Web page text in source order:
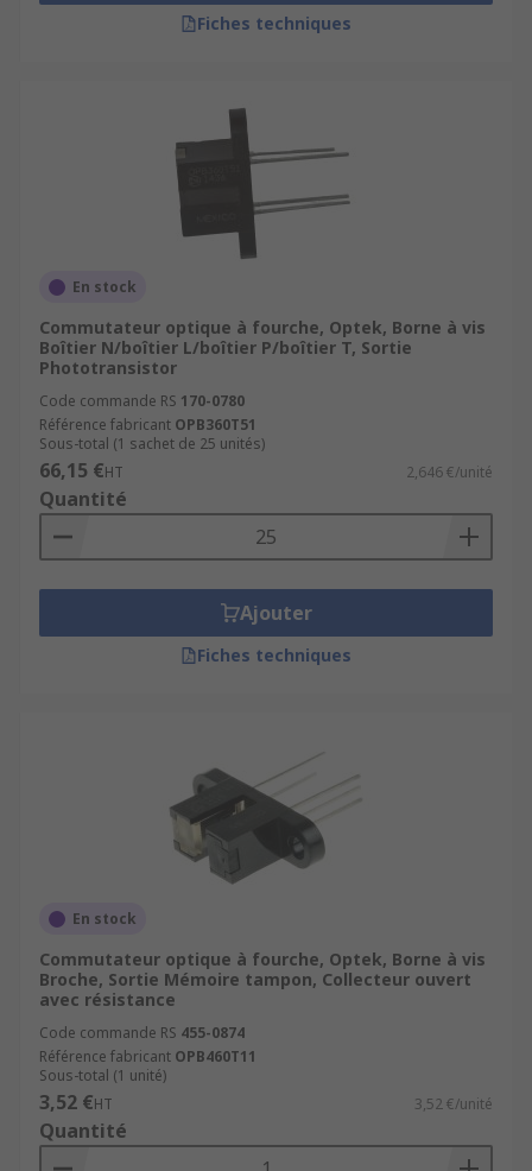
Fiches techniques
En stock
Commutateur optique à fourche, Optek, Borne à vis
Boîtier N/boîtier L/boîtier P/boîtier T, Sortie
Phototransistor
Code commande RS 170-0780
Référence fabricant OPB360T51
Sous-total (1 sachet de 25 unités)
66,15 €HT 2,646 €/unité
Quantité
Ajouter
Fiches techniques
En stock
Commutateur optique à fourche, Optek, Borne à vis
Broche, Sortie Mémoire tampon, Collecteur ouvert
avec résistance
Code commande RS 455-0874
Référence fabricant OPB460T11
Sous-total (1 unité)
3,52 €HT 3,52 €/unité
Quantité